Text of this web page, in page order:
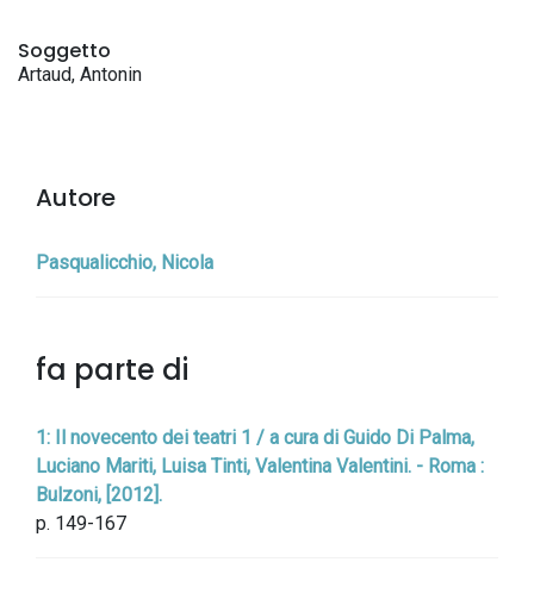
Soggetto
Artaud, Antonin
Autore
Pasqualicchio, Nicola
fa parte di
1: Il novecento dei teatri 1 / a cura di Guido Di Palma,
Luciano Mariti, Luisa Tinti, Valentina Valentini. - Roma :
Bulzoni, [2012].
p. 149-167